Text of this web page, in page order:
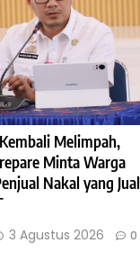
Melimpah,
Minta Warga
Nakal yang Jual
3 Agustus 2026 0